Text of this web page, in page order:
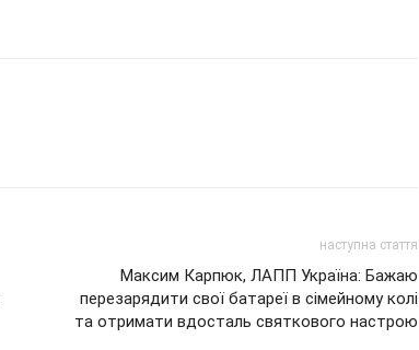
наступна стаття
Максим Карпюк, ЛАПП Україна: Бажаю
перезарядити свої батареї в сімейному колі
та отримати вдосталь святкового настрою